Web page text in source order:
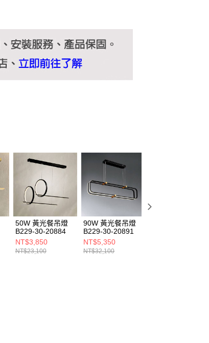
50W 黃光餐吊燈
B229-30-20884
NT$3,850
NT$23,100
90W 黃光餐吊燈
B229-30-20891
NT$5,350
NT$32,100